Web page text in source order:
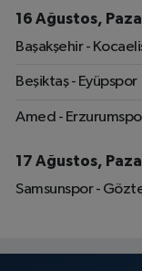
16 Ağustos,
Başakşehir -
Beşiktaş - Eyüpspor
Amed -
17 Ağustos,
Samsunspor -